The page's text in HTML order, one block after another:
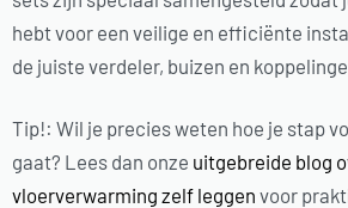
hebt voor een veilige en efficiënte
de juiste verdeler, buizen en
Tip!: Wil je precies weten hoe je stap
gaat? Lees dan onze uitgebreide blog
vloerverwarming zelf leggen voor